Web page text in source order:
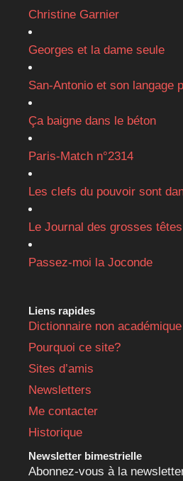
Christine Garnier
Georges et la dame seule
San-Antonio et son langage
Ça baigne dans le béton
Paris-Match n°2314
Les clefs du pouvoir sont
Le Journal des grosses
Passez-moi la Joconde
Liens rapides
Dictionnaire non académique
Pourquoi ce site?
Sites d’amis
Newsletters
Me contacter
Historique
Newsletter bimestrielle
Abonnez-vous à la